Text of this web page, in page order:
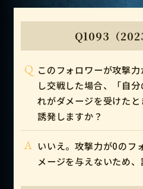
Q1093（
Q このフォロワーが攻撃
し交戦した場合、「自
れがダメージを受けた
誘発しますか？
A いいえ。攻撃力が0のフ
メージを与えないため、